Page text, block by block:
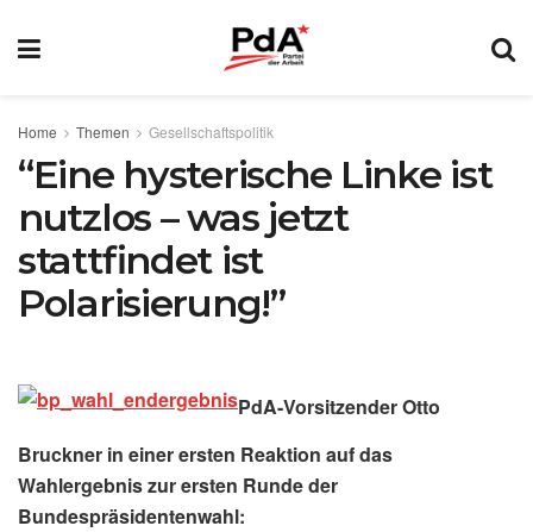
Home Themen Gesellschaftspolitik
“Eine hysterische Linke ist
nutzlos – was jetzt
stattfindet ist
Polarisierung!”
PdA-Vorsitzender Otto
Bruckner in einer ersten Reaktion auf das
Wahlergebnis zur ersten Runde der
Bundespräsidentenwahl: